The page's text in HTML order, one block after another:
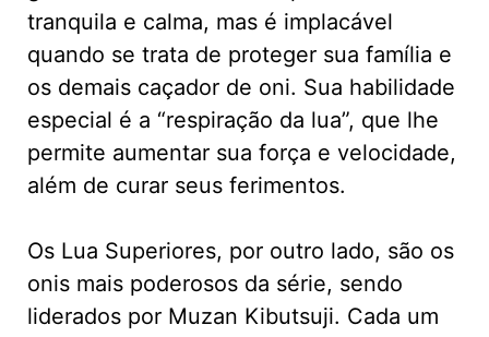
tranquila e calma, mas é implacável
quando se trata de proteger sua família e
os demais caçador de oni. Sua habilidade
especial é a “respiração da lua”, que lhe
permite aumentar sua força e velocidade,
além de curar seus ferimentos.
Os Lua Superiores, por outro lado, são os
onis mais poderosos da série, sendo
liderados por Muzan Kibutsuji. Cada um